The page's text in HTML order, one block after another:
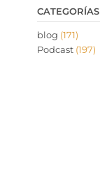
CATEGORÍAS
blog (171)
Podcast(197)